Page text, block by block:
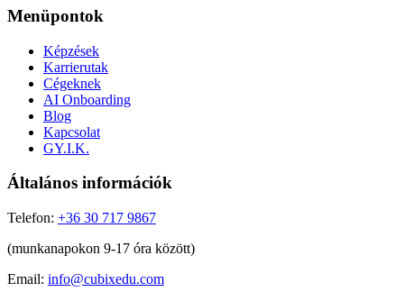
Menüpontok
Képzések
Karrierutak
Cégeknek
AI Onboarding
Blog
Kapcsolat
GY.I.K.
Általános információk
Telefon: +36 30 717 9867
(munkanapokon 9-17 óra között)
Email: info@cubixedu.com